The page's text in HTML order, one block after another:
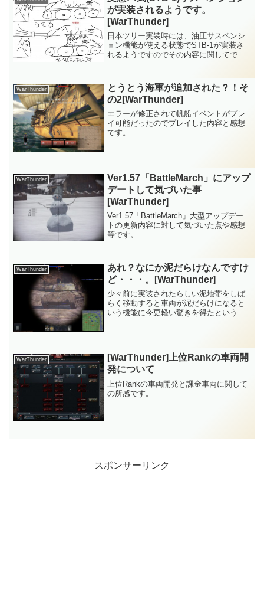
が実装されるようです。
[WarThunder]
日本ツリー実装時には、油圧サスペンシ
ョン機能が使える状態でSTB-1が実装さ
れるようですのでその内容に関してで
WarThunder
とうとう海軍が追加された？！そ
の2[WarThunder]
エラーが修正されて帆船イベントがプレ
イ可能だったのでプレイした内容と感想
です。
WarThunder
Ver1.57「BattleMarch」にアップ
デートして気づいた事
[WarThunder]
Ver1.57「BattleMarch」大型アップデー
トの更新内容に対して気づいた点や感想
等です。
WarThunder
あれ？なにか泥だらけなんですけ
ど・・・。[WarThunder]
少々前に実装されたらしい泥地帯をしば
らく移動すると車両が泥だらけになると
いう機能に今更軽い驚きを得たというと
WarThunder
[WarThunder]上位Rankの車両開
発について
上位Rankの車両開発と課金車両に関して
の所感です。
スポンサーリンク